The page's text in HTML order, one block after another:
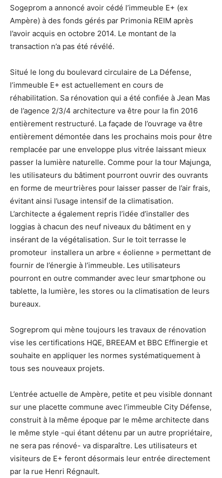
Sogeprom a annoncé avoir cédé l’immeuble E+ (ex
Ampère) à des fonds gérés par Primonia REIM après
l’avoir acquis en octobre 2014. Le montant de la
transaction n’a pas été révélé.
Situé le long du boulevard circulaire de La Défense,
l’immeuble E+ est actuellement en cours de
réhabilitation. Sa rénovation qui a été confiée à Jean Mas
de l’agence 2/3/4 architecture va être pour la fin 2016
entièrement restructuré. La façade de l’ouvrage va être
entièrement démontée dans les prochains mois pour être
remplacée par une enveloppe plus vitrée laissant mieux
passer la lumière naturelle. Comme pour la tour Majunga,
les utilisateurs du bâtiment pourront ouvrir des ouvrants
en forme de meurtrières pour laisser passer de l’air frais,
évitant ainsi l’usage intensif de la climatisation.
L’architecte a également repris l’idée d’installer des
loggias à chacun des neuf niveaux du bâtiment en y
insérant de la végétalisation. Sur le toit terrasse le
promoteur installera un arbre « éolienne » permettant de
fournir de l’énergie à l’immeuble. Les utilisateurs
pourront en outre commander avec leur smartphone ou
tablette, la lumière, les stores ou la climatisation de leurs
bureaux.
Sogreprom qui mène toujours les travaux de rénovation
vise les certifications HQE, BREEAM et BBC Effinergie et
souhaite en appliquer les normes systématiquement à
tous ses nouveaux projets.
L’entrée actuelle de Ampère, petite et peu visible donnant
sur une placette commune avec l’immeuble City Défense,
construit à la même époque par le même architecte dans
le même style -qui étant détenu par un autre propriétaire,
ne sera pas rénové- va disparaître. Les utilisateurs et
visiteurs de E+ feront désormais leur entrée directement
par la rue Henri Régnault.